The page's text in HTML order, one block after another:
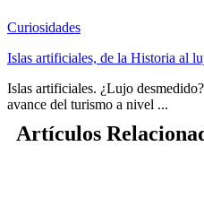
Curiosidades
Islas artificiales, de la Historia al
Islas artificiales. ¿Lujo
avance del turismo a nivel ...
Artículos